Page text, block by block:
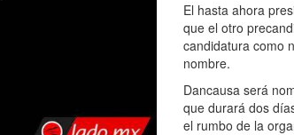
El hasta ahora
que el otro
candidatura como
nombre.
Dancausa será
que durará dos
el rumbo de la